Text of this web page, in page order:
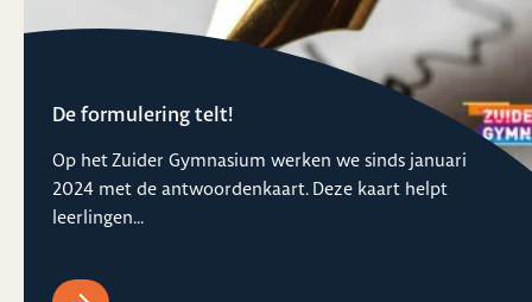
De formulering telt!
Op het Zuider Gymnasium werken we sinds januari
2024 met de antwoordenkaart. Deze kaart helpt
leerlingen...